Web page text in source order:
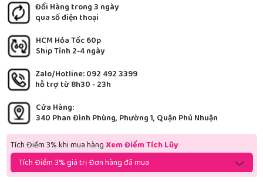
Đổi Hàng trong 3 ngày
qua số điện thoại
HCM Hỏa Tốc 60p
Ship Tỉnh 2-4 ngày
Zalo/Hotline: 092 492 3399
hỗ trợ từ 8h30 - 23h
Cửa Hàng:
340 Phan Đình Phùng, Phường 1, Quận Phú Nhuận
Tích Điểm 3% khi mua hàng Xem Điểm Tích Lũy
Tích Điểm 3% giá trị Đơn hàng đã mua